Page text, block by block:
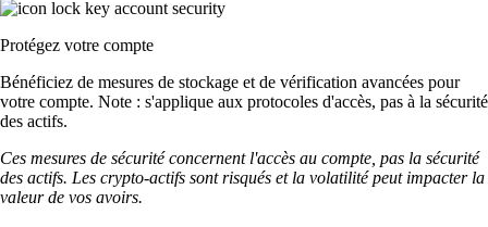
Protégez votre compte
Bénéficiez de mesures de stockage et de vérification avancées pour
votre compte. Note : s'applique aux protocoles d'accès, pas à la sécurité
des actifs.
Ces mesures de sécurité concernent l'accès au compte, pas la sécurité
des actifs. Les crypto-actifs sont risqués et la volatilité peut impacter la
valeur de vos avoirs.